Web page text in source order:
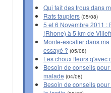
Qui fait des trous dans
Rats taupiers (05/08)
5 et 6 Novembre 2011 :
(Rhone) à 5 km de
Monte-escalier dans
essayé ? (05/08)
Les choux fleurs q'avec
Besoin de conseils
malade (04/08)
Besoin de conseils